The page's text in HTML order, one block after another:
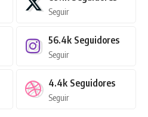
Seguir
56.4k Seguidores
Seguir
4.4k Seguidores
Seguir